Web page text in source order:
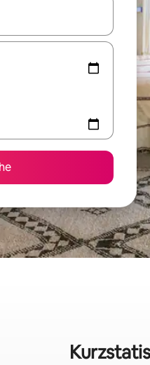
navigiere mit den